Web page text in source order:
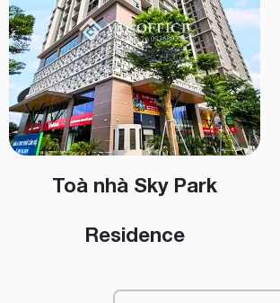
Toà nhà Sky Park
Residence